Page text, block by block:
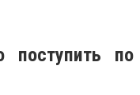
по